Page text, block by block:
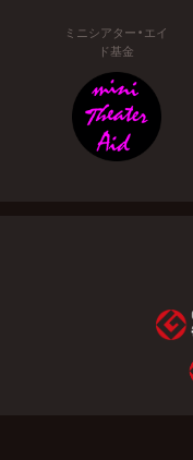
ミニシアター・エイ
ド基金